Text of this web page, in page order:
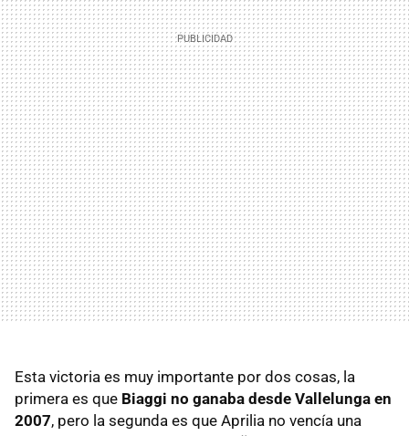
Esta victoria es muy importante por dos cosas, la
primera es que Biaggi no ganaba desde Vallelunga en
2007, pero la segunda es que Aprilia no vencía una